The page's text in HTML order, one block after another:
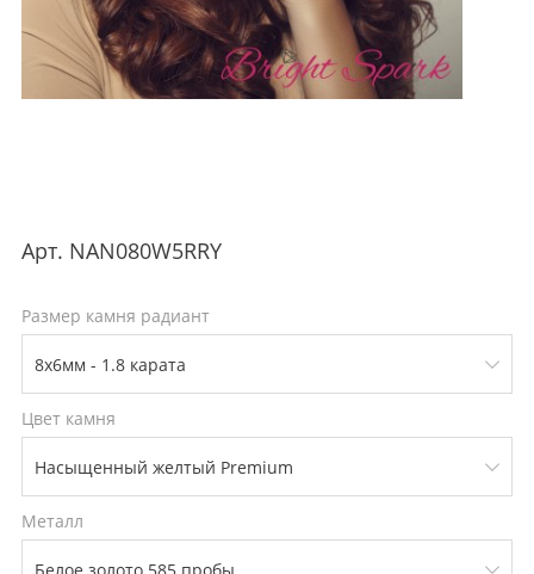
Арт. NAN080W5RRY
Размер камня радиант
Цвет камня
Металл